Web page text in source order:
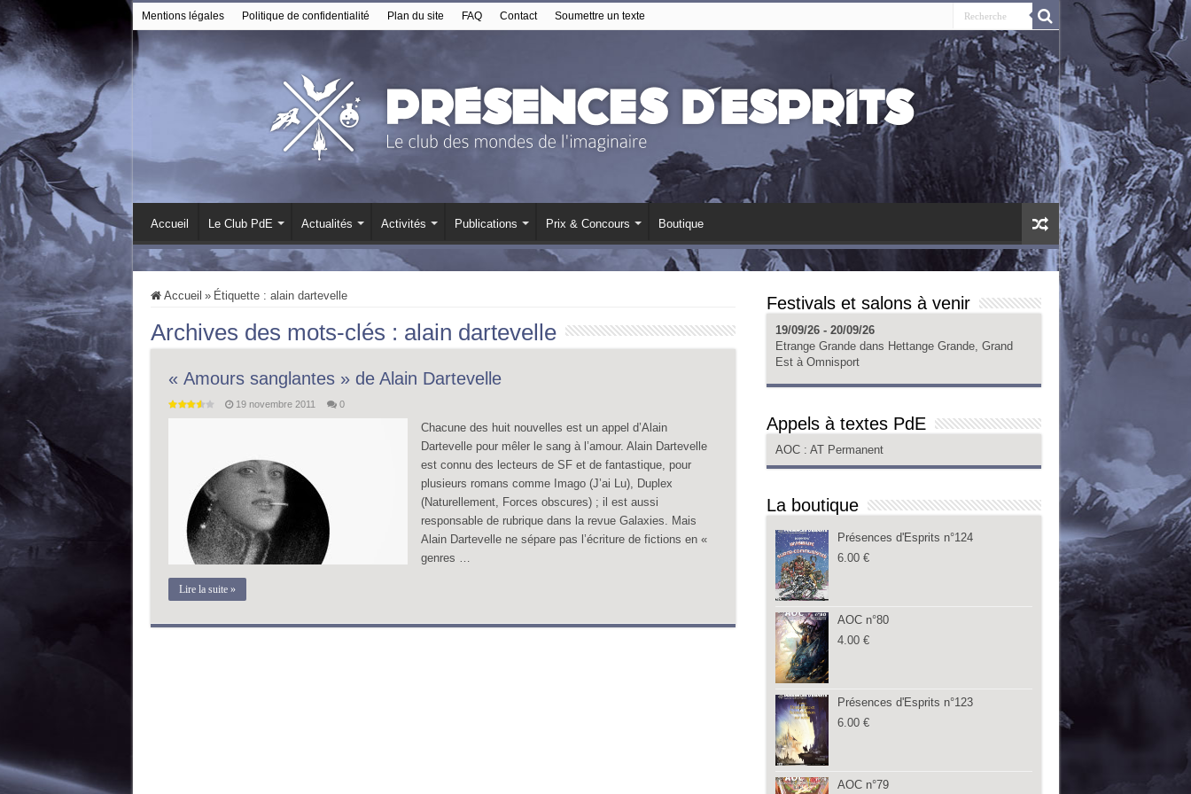
Mentions légales Politique de confidentialité Plan du site FAQ Contact Soumettre un texte
Accueil Le Club PdE Actualités Activités Publications Prix & Concours Boutique
Accueil » Étiquette : alain dartevelle
Archives des mots-clés : alain dartevelle
« Amours sanglantes » de Alain Dartevelle
19 novembre 2011 0
Chacune des huit nouvelles est un appel d’Alain
Dartevelle pour mêler le sang à l’amour. Alain Dartevelle
est connu des lecteurs de SF et de fantastique, pour
plusieurs romans comme Imago (J’ai Lu), Duplex
(Naturellement, Forces obscures) ; il est aussi
responsable de rubrique dans la revue Galaxies. Mais
Alain Dartevelle ne sépare pas l’écriture de fictions en «
genres …
Lire la suite »
Festivals et salons à venir
19/09/26 - 20/09/26
Etrange Grande dans Hettange Grande, Grand
Est à Omnisport
Appels à textes PdE
AOC : AT Permanent
La boutique
Présences d'Esprits n°124
6.00 €
AOC n°80
4.00 €
Présences d'Esprits n°123
6.00 €
AOC n°79